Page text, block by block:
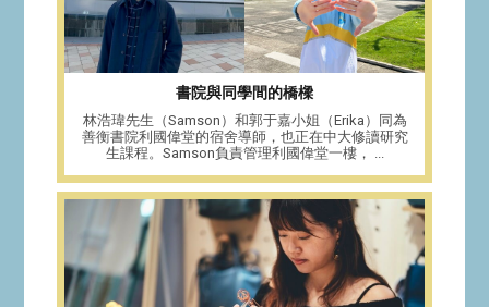
書院與同學間的橋樑
林浩瑋先生（Samson）和郭于嘉小姐（Erika）同為
善衡書院利國偉堂的宿舍導師，也正在中大修讀研究
生課程。Samson負責管理利國偉堂一樓， ...